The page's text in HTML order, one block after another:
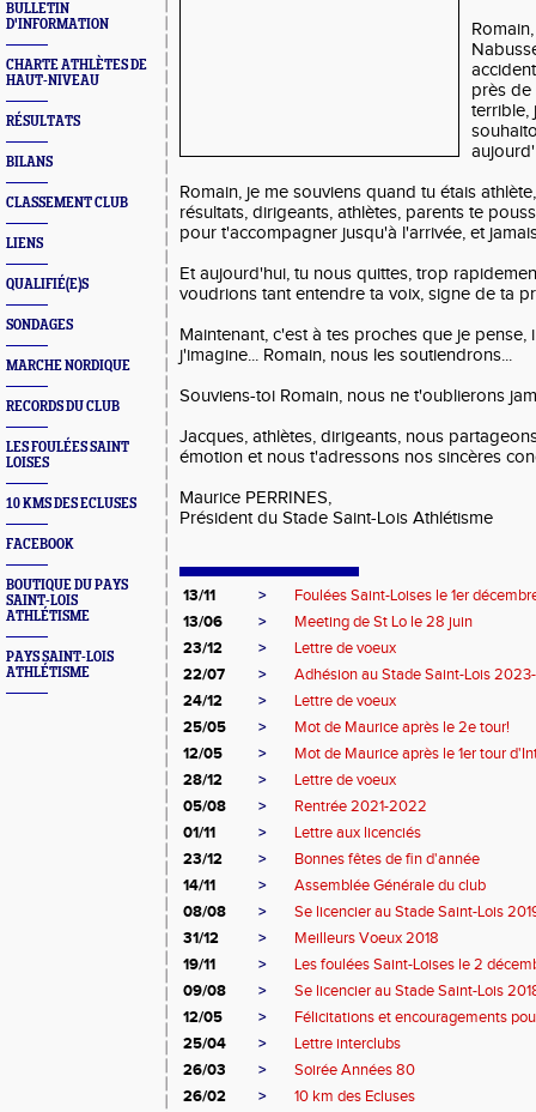
BULLETIN
D'INFORMATION
CHARTE ATHLÈTES DE
HAUT-NIVEAU
RÉSULTATS
BILANS
CLASSEMENT CLUB
LIENS
QUALIFIÉ(E)S
SONDAGES
MARCHE NORDIQUE
RECORDS DU CLUB
LES FOULÉES SAINT
LOISES
10 KMS DES ECLUSES
FACEBOOK
BOUTIQUE DU PAYS
SAINT-LOIS
ATHLÉTISME
PAYS SAINT-LOIS
ATHLÉTISME
près de
terrible,
Romain, je me souviens quand tu étais
résultats, dirigeants, athlètes, parents te
pour t'accompagner jusqu'à l'arrivée, et
Et aujourd'hui, tu nous quittes, trop
voudrions tant entendre ta voix, signe de ta
Maintenant, c'est à tes proches que je
j'imagine... Romain, nous les soutiendrons...
Souviens-toi Romain, nous ne t'oublierons
Jacques, athlètes, dirigeants, nous
émotion et nous t'adressons nos sincères
Maurice PERRINES,
Président du Stade Saint-Lois Athlétisme
13/11 >
Foulées Saint-Loises le 1er
13/06
>
Meeting de St Lo le 28 juin
23/12
>
Lettre de voeux
22/07
>
Adhésion au Stade Saint-Lois
24/12
>
Lettre de voeux
25/05
>
Mot de Maurice après le 2e tour!
12/05
>
Mot de Maurice après le 1er tour
28/12
>
Lettre de voeux
05/08
>
Rentrée 2021-2022
01/11
>
Lettre aux licenciés
23/12
>
Bonnes fêtes de fin d'année
14/11
>
Assemblée Générale du club
08/08
>
Se licencier au Stade Saint-Lois
31/12
>
Meilleurs Voeux 2018
19/11
>
Les foulées Saint-Loises le 2
09/08
>
Se licencier au Stade Saint-Lois
12/05
>
Félicitations et encouragements
25/04
>
Lettre interclubs
26/03
>
Soirée Années 80
26/02
>
10 km des Ecluses